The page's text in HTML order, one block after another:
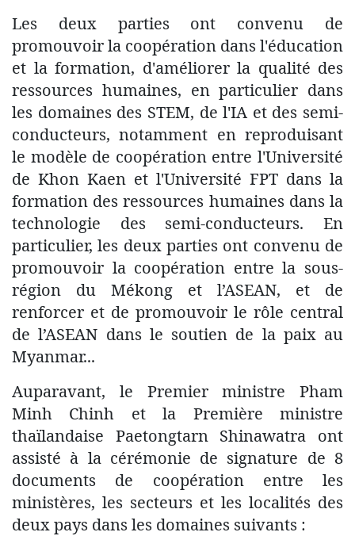
Les deux parties ont convenu de
promouvoir la coopération dans l'éducation
et la formation, d'améliorer la qualité des
ressources humaines, en particulier dans
les domaines des STEM, de l'IA et des semi-
conducteurs, notamment en reproduisant
le modèle de coopération entre l'Université
de Khon Kaen et l'Université FPT dans la
formation des ressources humaines dans la
technologie des semi-conducteurs. En
particulier, les deux parties ont convenu de
promouvoir la coopération entre la sous-
région du Mékong et l’ASEAN, et de
renforcer et de promouvoir le rôle central
de l’ASEAN dans le soutien de la paix au
Myanmar...
Auparavant, le Premier ministre Pham
Minh Chinh et la Première ministre
thaïlandaise Paetongtarn Shinawatra ont
assisté à la cérémonie de signature de 8
documents de coopération entre les
ministères, les secteurs et les localités des
deux pays dans les domaines suivants :